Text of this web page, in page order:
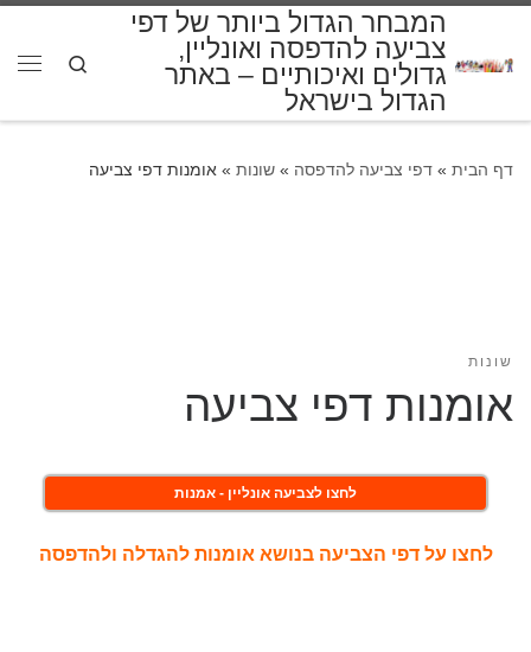
המבחר הגדול ביותר של דפי
צביעה להדפסה ואונליין,
גדולים ואיכותיים – באתר
הגדול בישראל
Search
דף הבית » דפי צביעה להדפסה » שונות » אומנות דפי צביעה
שונות
אומנות דפי צביעה
לחצו לצביעה אונליין - אמנות
לחצו על דפי הצביעה בנושא אומנות להגדלה ולהדפסה